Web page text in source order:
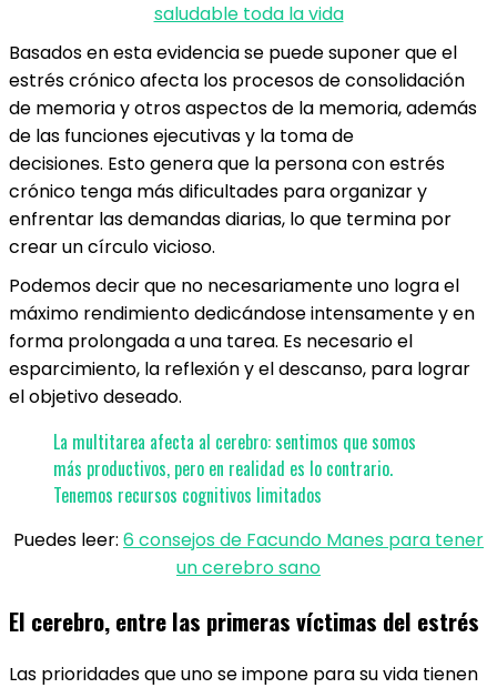
saludable toda la vida
Basados en esta evidencia se puede suponer que el
estrés crónico afecta los procesos de consolidación
de memoria y otros aspectos de la memoria, además
de las funciones ejecutivas y la toma de
decisiones. Esto genera que la persona con estrés
crónico tenga más dificultades para organizar y
enfrentar las demandas diarias, lo que termina por
crear un círculo vicioso.
Podemos decir que no necesariamente uno logra el
máximo rendimiento dedicándose intensamente y en
forma prolongada a una tarea. Es necesario el
esparcimiento, la reflexión y el descanso, para lograr
el objetivo deseado.
La multitarea afecta al cerebro: sentimos que somos
más productivos, pero en realidad es lo contrario.
Tenemos recursos cognitivos limitados
Puedes leer: 6 consejos de Facundo Manes para tener
un cerebro sano
El cerebro, entre las primeras víctimas del estrés
Las prioridades que uno se impone para su vida tienen